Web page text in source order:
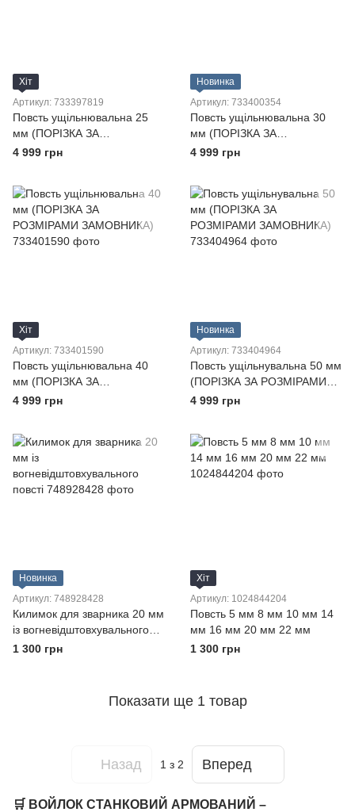
Хіт
Артикул: 733397819
Повсть ущільнювальна 25
мм (ПОРІЗКА ЗА
РОЗМІРАМИ ЗАМОВНИКА)
4 999 грн
Новинка
Артикул: 733400354
Повсть ущільнювальна 30
мм (ПОРІЗКА ЗА
РОЗМІРАМИ ЗАМОВНИКА)
4 999 грн
Хіт
Артикул: 733401590
Повсть ущільнювальна 40
мм (ПОРІЗКА ЗА
РОЗМІРАМИ ЗАМОВНИКА)
4 999 грн
Новинка
Артикул: 733404964
Повсть ущільнувальна 50 мм
(ПОРІЗКА ЗА РОЗМІРАМИ
ЗАМОВНИКА)
4 999 грн
Новинка
Артикул: 748928428
Килимок для зварника 20 мм
із вогневідштовхувального
повсті
1 300 грн
Хіт
Артикул: 1024844204
Повсть 5 мм 8 мм 10 мм 14
мм 16 мм 20 мм 22 мм
1 300 грн
Показати ще 1 товар
Назад 1 з 2 Вперед
🛒 ВОЙЛОК СТАНКОВИЙ АРМОВАНИЙ –